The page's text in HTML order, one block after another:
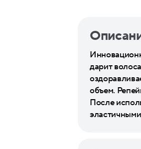
дарит
объем.
После